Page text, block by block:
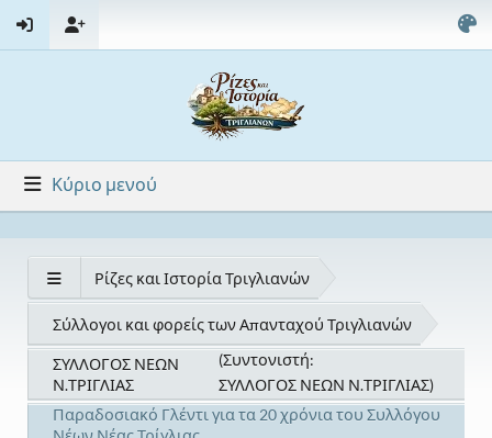
Κύριο μενού
Ρίζες και Ιστορία Τριγλιανών
Σύλλογοι και φορείς των Απανταχού Τριγλιανών
ΣΥΛΛΟΓΟΣ ΝΕΩΝ
Ν.ΤΡΙΓΛΙΑΣ
(Συντονιστή:
ΣΥΛΛΟΓΟΣ ΝΕΩΝ Ν.ΤΡΙΓΛΙΑΣ)
Παραδοσιακό Γλέντι για τα 20 χρόνια του Συλλόγου